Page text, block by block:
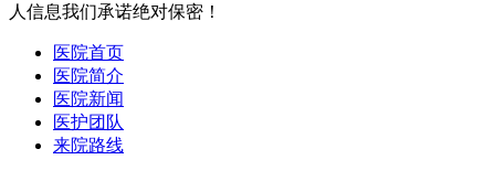
人信息我们承诺绝对保密！
医院首页
医院简介
医院新闻
医护团队
来院路线